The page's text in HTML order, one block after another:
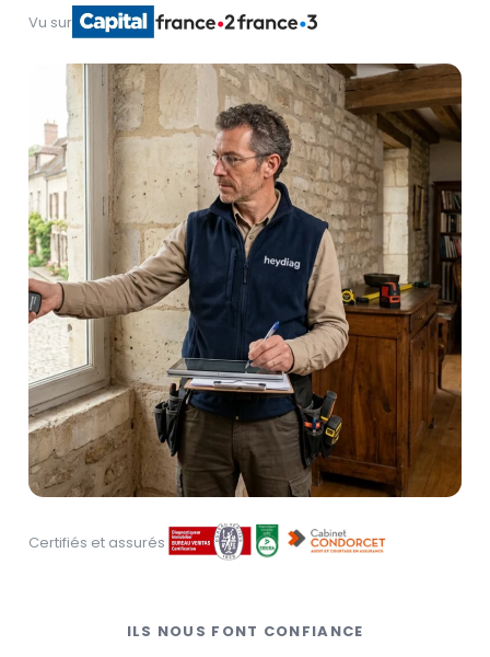
Vu sur
Certifiés et assurés
ILS NOUS FONT CONFIANCE